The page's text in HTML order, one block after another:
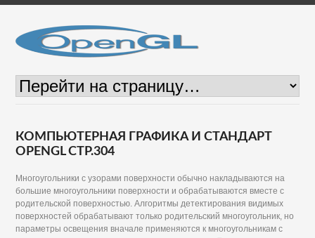
КОМПЬЮТЕРНАЯ ГРАФИКА И СТАНДАРТ
OPENGL СТР.304
Многоугольники с узорами поверхности обычно накладываются на
большие многоугольники поверхности и обрабатываются вместе с
родительской поверхностью. Алгоритмы детектирования видимых
поверхностей обрабатывают только родительский многоугольник, но
параметры освещения вначале применяются к многоугольникам с